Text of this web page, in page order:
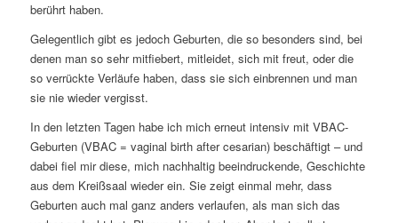
berührt haben.
Gelegentlich gibt es jedoch Geburten, die so besonders sind, bei
denen man so sehr mitfiebert, mitleidet, sich mit freut, oder die
so verrückte Verläufe haben, dass sie sich einbrennen und man
sie nie wieder vergisst.
In den letzten Tagen habe ich mich erneut intensiv mit VBAC-
Geburten (VBAC = vaginal birth after cesarian) beschäftigt – und
dabei fiel mir diese, mich nachhaltig beeindruckende, Geschichte
aus dem Kreißsaal wieder ein. Sie zeigt einmal mehr, dass
Geburten auch mal ganz anders verlaufen, als man sich das